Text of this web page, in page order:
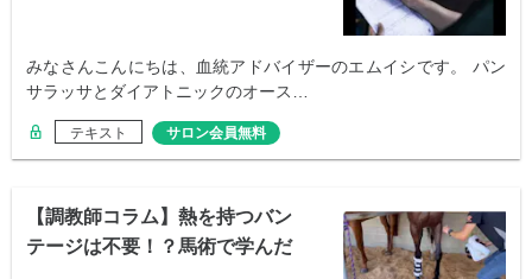
みなさんこんにちは、血統アドバイザーのエムイシです。 パン
サラッサとダイアトニックのオース…
テキスト サロン会員無料
【調教師コラム】熱を持つバン
テージは不要！？馬術で学んだ